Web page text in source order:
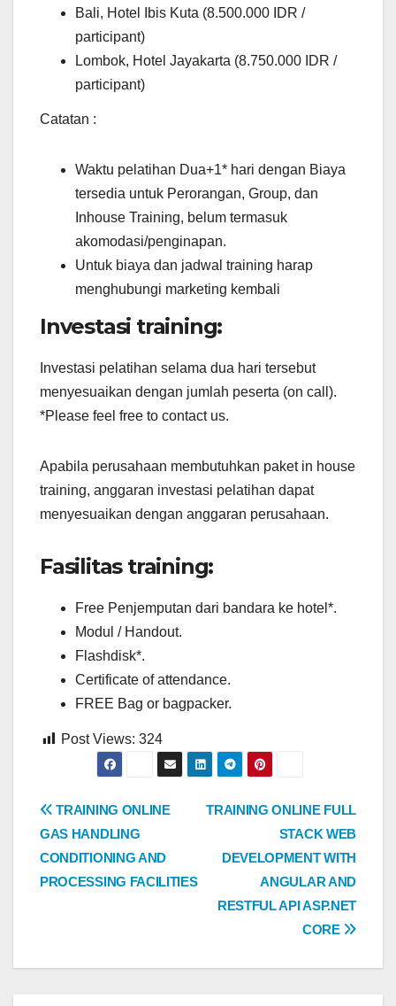
Bali, Hotel Ibis Kuta (8.500.000 IDR /
participant)
Lombok, Hotel Jayakarta (8.750.000 IDR /
participant)
Catatan :
Waktu pelatihan Dua+1* hari dengan Biaya
tersedia untuk Perorangan, Group, dan
Inhouse Training, belum termasuk
akomodasi/penginapan.
Untuk biaya dan jadwal training harap
menghubungi marketing kembali
Investasi training:
Investasi pelatihan selama dua hari tersebut
menyesuaikan dengan jumlah peserta (on call).
*Please feel free to contact us.
Apabila perusahaan membutuhkan paket in house
training, anggaran investasi pelatihan dapat
menyesuaikan dengan anggaran perusahaan.
Fasilitas training:
Free Penjemputan dari bandara ke hotel*.
Modul / Handout.
Flashdisk*.
Certificate of attendance.
FREE Bag or bagpacker.
Post Views: 324
Post
navigation
TRAINING ONLINE FULL
STACK WEB
DEVELOPMENT WITH
ANGULAR AND
RESTFUL API ASP.NET
CORE
TRAINING ONLINE
GAS HANDLING
CONDITIONING AND
PROCESSING FACILITIES